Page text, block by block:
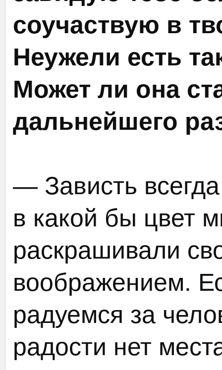
соучаствую в
Неужели есть
Может ли она
дальнейшего
— Зависть
в какой бы цвет
раскрашивали
воображением.
радуемся за
радости нет